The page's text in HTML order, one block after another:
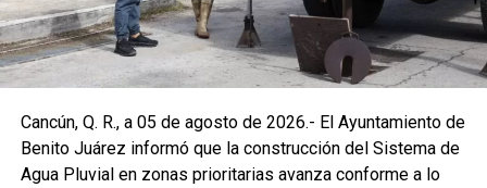
Cancún, Q. R., a 05 de agosto de 2026.- El Ayuntamiento de
Benito Juárez informó que la construcción del Sistema de
Agua Pluvial en zonas prioritarias avanza conforme a lo